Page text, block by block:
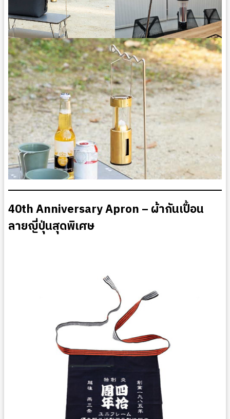
40th Anniversary Apron – ผ้ากันเปื้อน
ลายญี่ปุ่นสุดพิเศษ